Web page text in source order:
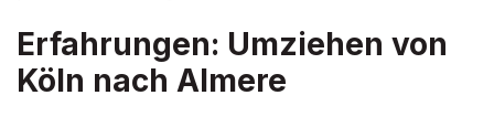
Erfahrungen: Umziehen von
Köln nach Almere